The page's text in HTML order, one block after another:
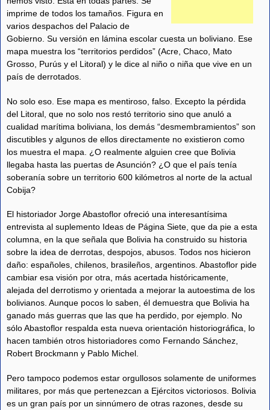
imprime de todos los tamaños. Figura en
varios despachos del Palacio de
Gobierno. Su versión en lámina escolar cuesta un boliviano. Ese
mapa muestra los “territorios perdidos” (Acre, Chaco, Mato
Grosso, Purús y el Litoral) y le dice al niño o niña que vive en un
país de derrotados.
No solo eso. Ese mapa es mentiroso, falso. Excepto la pérdida
del Litoral, que no solo nos restó territorio sino que anuló a
cualidad marítima boliviana, los demás “desmembramientos” son
discutibles y algunos de ellos directamente no existieron como
los muestra el mapa. ¿O realmente alguien cree que Bolivia
llegaba hasta las puertas de Asunción? ¿O que el país tenía
soberanía sobre un territorio 600 kilómetros al norte de la actual
Cobija?
El historiador Jorge Abastoflor ofreció una interesantísima
entrevista al suplemento Ideas de Página Siete, que da pie a esta
columna, en la que señala que Bolivia ha construido su historia
sobre la idea de derrotas, despojos, abusos. Todos nos hicieron
daño: españoles, chilenos, brasileños, argentinos. Abastoflor pide
cambiar esa visión por otra, más acertada históricamente,
alejada del derrotismo y orientada a mejorar la autoestima de los
bolivianos. Aunque pocos lo saben, él demuestra que Bolivia ha
ganado más guerras que las que ha perdido, por ejemplo. No
sólo Abastoflor respalda esta nueva orientación historiográfica, lo
hacen también otros historiadores como Fernando Sánchez,
Robert Brockmann y Pablo Michel.
Pero tampoco podemos estar orgullosos solamente de uniformes
militares, por más que pertenezcan a Ejércitos victoriosos. Bolivia
es un gran país por un sinnúmero de otras razones, desde su